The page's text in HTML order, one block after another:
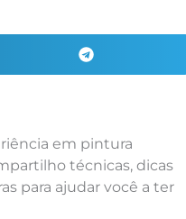
em pintura
técnicas, dicas
para ajudar você a ter